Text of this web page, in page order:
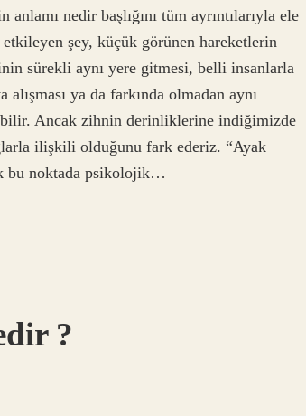
nedir başlığını tüm ayrıntılarıyla ele
etkileyen şey, küçük görünen hareketlerin
sürekli aynı yere gitmesi, belli insanlarla
ya da farkında olmadan aynı
Ancak zihnin derinliklerine indiğimizde
ilişkili olduğunu fark ederiz. “Ayak
bu noktada psikolojik…
?